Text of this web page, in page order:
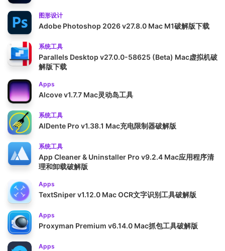
图形设计
Adobe Photoshop 2026 v27.8.0 Mac M1破解版下载
系统工具
Parallels Desktop v27.0.0-58625 (Beta) Mac虚拟机破
解版下载
Apps
Alcove v1.7.7 Mac灵动岛工具
系统工具
AlDente Pro v1.38.1 Mac充电限制器破解版
系统工具
App Cleaner & Uninstaller Pro v9.2.4 Mac应用程序清
理和卸载破解版
Apps
TextSniper v1.12.0 Mac OCR文字识别工具破解版
Apps
Proxyman Premium v6.14.0 Mac抓包工具破解版
Apps